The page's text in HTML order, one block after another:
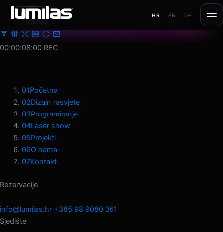
Preskoči
sadržaj
MENU
00:00:10:21 REC
HR EN DE
01Početna
02Dizajn rasvjete
03Programiranje
04Laser show
05Projekti
06O nama
07Kontakt
Rezervacije
info@lumilas.hr +385 98 9080 361
Sjedište